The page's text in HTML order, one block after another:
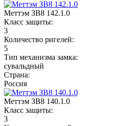
Меттэм ЗВ8 142.1.0
Класс защиты:
3
Количество ригелей:
5
Тип механизма замка:
сувальдный
Страна:
Россия
Меттэм ЗВ8 140.1.0
Класс защиты:
3